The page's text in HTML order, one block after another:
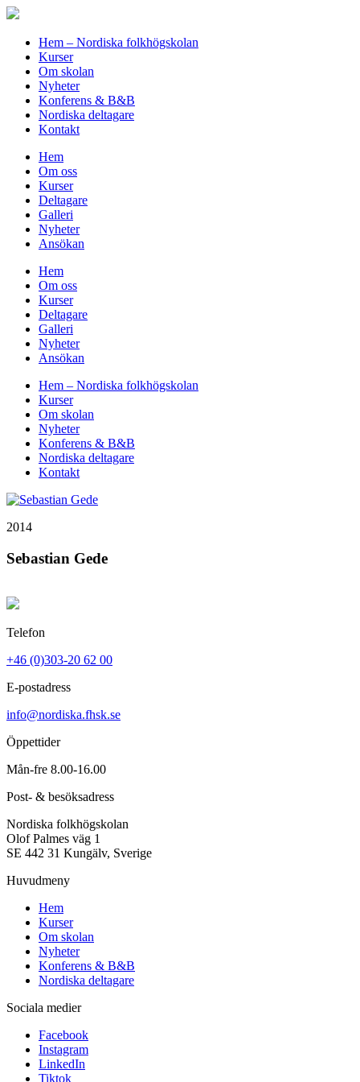
Hem – Nordiska folkhögskolan
Kurser
Om skolan
Nyheter
Konferens & B&B
Nordiska deltagare
Kontakt
Hem
Om oss
Kurser
Deltagare
Galleri
Nyheter
Ansökan
Hem
Om oss
Kurser
Deltagare
Galleri
Nyheter
Ansökan
Hem – Nordiska folkhögskolan
Kurser
Om skolan
Nyheter
Konferens & B&B
Nordiska deltagare
Kontakt
2014
Sebastian Gede
Telefon
+46 (0)303-20 62 00
E-postadress
info@nordiska.fhsk.se
Öppettider
Mån-fre 8.00-16.00
Post- & besöksadress
Nordiska folkhögskolan
Olof Palmes väg 1
SE 442 31 Kungälv, Sverige
Huvudmeny
Hem
Kurser
Om skolan
Nyheter
Konferens & B&B
Nordiska deltagare
Sociala medier
Facebook
Instagram
LinkedIn
Tiktok